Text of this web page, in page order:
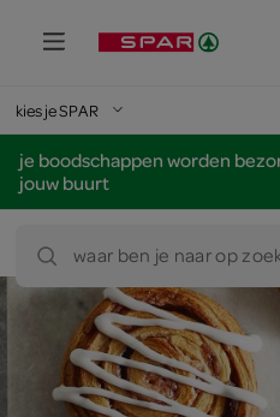
kies je SPAR
je boodschappen worden
jouw buurt
waar ben je naar op